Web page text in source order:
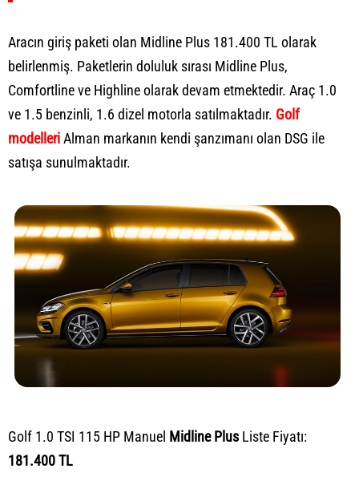
Aracın giriş paketi olan Midline Plus 181.400 TL olarak
belirlenmiş. Paketlerin doluluk sırası Midline Plus,
Comfortline ve Highline olarak devam etmektedir. Araç 1.0
ve 1.5 benzinli, 1.6 dizel motorla satılmaktadır. Golf
modelleriAlman markanın kendi şanzımanı olan DSG ile
satışa sunulmaktadır.
Golf 1.0 TSI 115 HP Manuel Midline Plus Liste Fiyatı:
181.400 TL